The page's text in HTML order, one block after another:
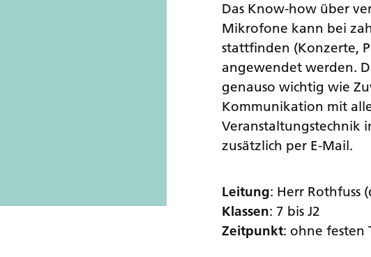
Das Know-how über
Mikrofone kann bei
stattfinden (Konzerte,
angewendet werden.
genauso wichtig wie
Kommunikation mit
Veranstaltungstechnik
zusätzlich per E-Mail.
Leitung: Herr Rothfuss
Klassen: 7 bis J2
Zeitpunkt: ohne festen